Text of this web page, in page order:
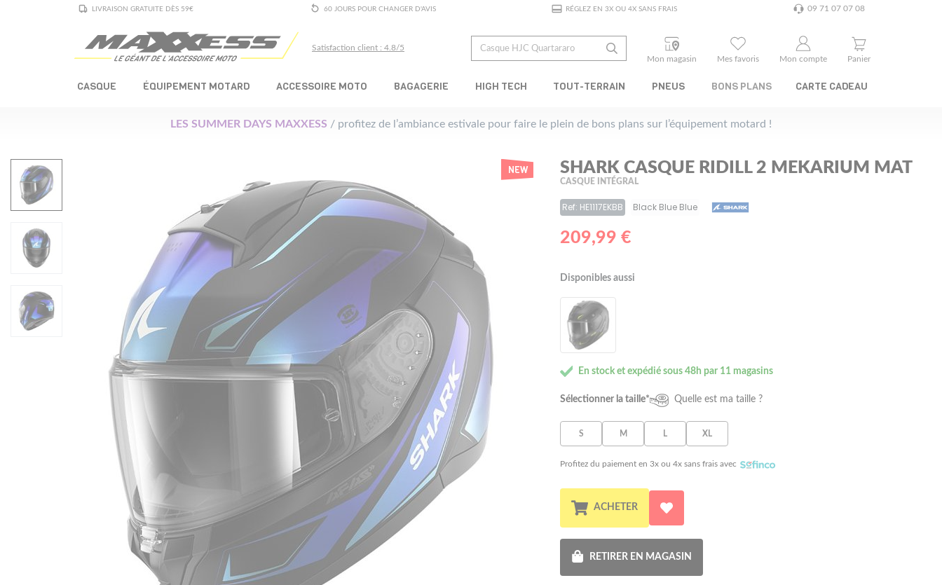
LIVRAISON GRATUITE DÈS 59€ 60 JOURS POUR CHANGER D'AVIS RÉGLEZ EN 3X OU 4X SANS FRAIS 09 71 07 07 08
Satisfaction client : 4.8/5
Mon magasin
Mes favoris Mon compte Panier
CASQUE ÉQUIPEMENT MOTARD ACCESSOIRE MOTO BAGAGERIE HIGH TECH TOUT-TERRAIN PNEUS BONS PLANS CARTE CADEAU
LES SUMMER DAYS MAXXESS / profitez de l’ambiance estivale pour faire le plein de bons plans sur l’équipement motard !
NEW SHARK CASQUE RIDILL 2 MEKARIUM MAT
CASQUE INTÉGRAL
Ref: HE1117EKBB Black Blue Blue
209,99 €
Disponibles aussi
En stock et expédié sous 48h par 11 magasins
Sélectionner la taille* Quelle est ma taille ?
S M L XL
Profitez du paiement en 3x ou 4x sans frais avec
ACHETER
RETIRER EN MAGASIN